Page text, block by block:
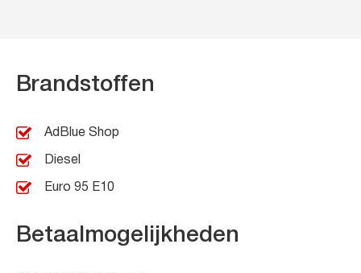
Brandstoffen
AdBlue Shop
Diesel
Euro 95 E10
Betaalmogelijkheden